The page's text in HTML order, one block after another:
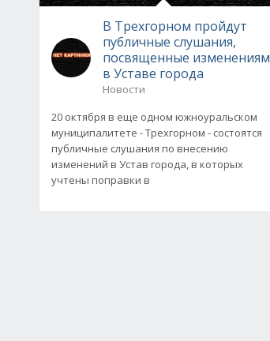
В Трехгорном пройдут
публичные слушания,
посвященные изменениям
в Уставе города
Новости
20 октября в еще одном южноуральском
муниципалитете - Трехгорном - состоятся
публичные слушания по внесению
изменений в Устав города, в которых
учтены поправки в